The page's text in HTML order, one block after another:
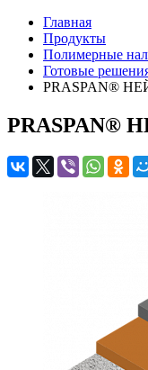
Главная
Продукты
Полимерные
Готовые
PRASPAN®
PRASPAN®